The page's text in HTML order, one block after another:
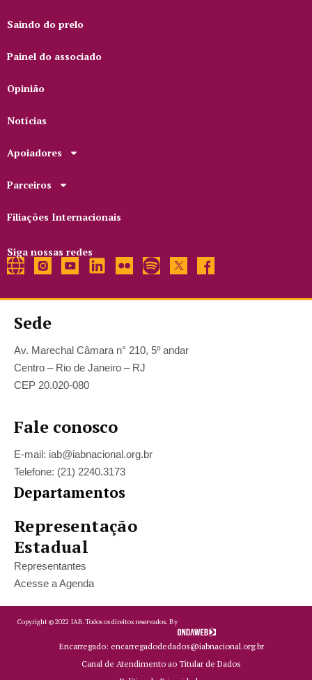
Saindo do prelo
Painel do associado
Opinião
Notícias
Apoiadores
Parceiros
Filiações Internacionais
Siga nossas redes
Sede
Av. Marechal Câmara n° 210, 5º andar
Centro – Rio de Janeiro – RJ
CEP 20.020-080
Fale conosco
E-mail: iab@iabnacional.org.br
Telefone: (21) 2240.3173
Departamentos
Representação
Estadual
Representantes
Acesse a Agenda
Copyright ©2022 IAB.Todos os direitos reservados. By
Encarregado: encarregadodedados@iabnacional.org.br
Canal de Atendimento ao Titular de Dados